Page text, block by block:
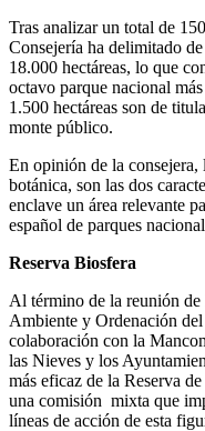
Tras analizar un total de
Consejería ha delimitado
18.000 hectáreas, lo que
octavo parque nacional
1.500 hectáreas son de
monte público.
En opinión de la
botánica, son las dos
enclave un área relevante
español de parques
Reserva Biosfera
Al término de la reunión de
Ambiente y Ordenación
colaboración con la
las Nieves y los
más eficaz de la Reserva
una comisión mixta que
líneas de acción de esta